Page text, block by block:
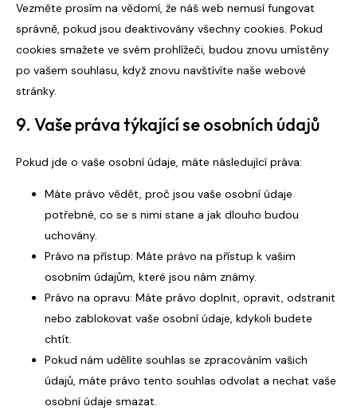
Vezměte prosím na vědomí, že náš web nemusí fungovat
správně, pokud jsou deaktivovány všechny cookies. Pokud
cookies smažete ve svém prohlížeči, budou znovu umístěny
po vašem souhlasu, když znovu navštívíte naše webové
stránky.
9. Vaše práva týkající se osobních údajů
Pokud jde o vaše osobní údaje, máte následující práva:
Máte právo vědět, proč jsou vaše osobní údaje
potřebné, co se s nimi stane a jak dlouho budou
uchovány.
Právo na přístup: Máte právo na přístup k vašim
osobním údajům, které jsou nám známy.
Právo na opravu: Máte právo doplnit, opravit, odstranit
nebo zablokovat vaše osobní údaje, kdykoli budete
chtít.
Pokud nám udělíte souhlas se zpracováním vašich
údajů, máte právo tento souhlas odvolat a nechat vaše
osobní údaje smazat.